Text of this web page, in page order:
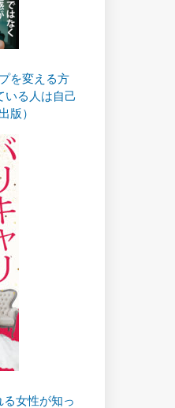
を変える方
いる人は自己
版）
る女性が知っ